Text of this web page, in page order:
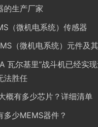
的生产厂家
（微机电系统）传感器
（微机电系统）元件及
瓦尔基里”战斗机已经实
法胜任
概有多少芯片？详细清单
少MEMS器件？